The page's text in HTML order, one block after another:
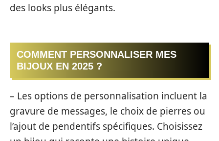
des looks plus élégants.
COMMENT PERSONNALISER MES
BIJOUX EN 2025 ?
– Les options de personnalisation incluent la
gravure de messages, le choix de pierres ou
l’ajout de pendentifs spécifiques. Choisissez